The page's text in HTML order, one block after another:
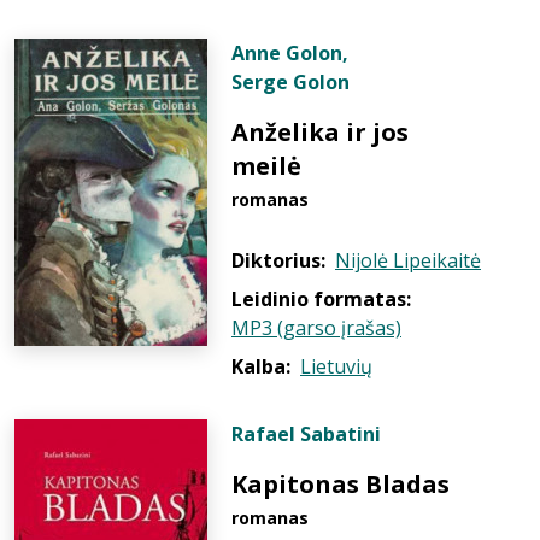
Anne Golon,
Serge Golon
Anželika ir jos
meilė
romanas
Diktorius: Nijolė Lipeikaitė
Leidinio formatas:
MP3 (garso įrašas)
Kalba: Lietuvių
Rafael Sabatini
Kapitonas Bladas
romanas